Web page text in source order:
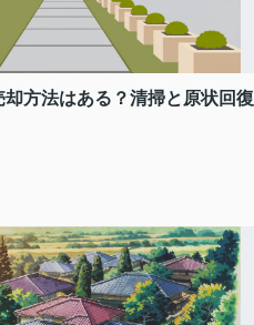
却方法はある？清掃と原状回復